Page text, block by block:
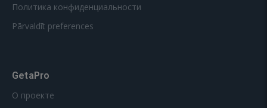
Политика конфиденциальности
Pārvaldīt preferences
GetaPro
О проекте